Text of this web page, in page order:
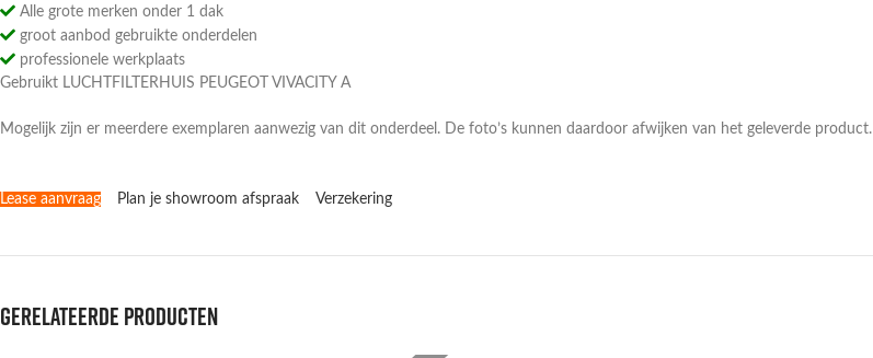
Alle grote merken onder 1 dak
groot aanbod gebruikte onderdelen
professionele werkplaats
Gebruikt LUCHTFILTERHUIS PEUGEOT VIVACITY A
Mogelijk zijn er meerdere exemplaren aanwezig van dit onderdeel. De foto’s kunnen daardoor afwijken van het geleverde product.
Lease aanvraag Plan je showroom afspraak Verzekering
Gerelateerde producten